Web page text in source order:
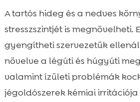
A tartós hideg és a nedves
stresszszintjét is megnövelheti.
gyengítheti szervezetük
növelve a légúti és húgyúti
valamint ízületi problémák
jégoldószerek kémiai irritációja